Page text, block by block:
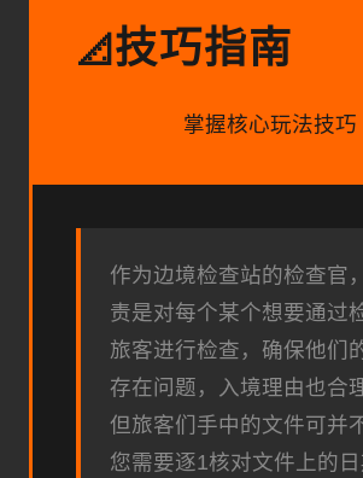
📐技巧指南
掌握核心玩法技巧
作为边境检查站的检查官
责是对每个某个想要通过
旅客进行检查，确保他们
存在问题，入境理由也合
但旅客们手中的文件可并
您需要逐1核对文件上的